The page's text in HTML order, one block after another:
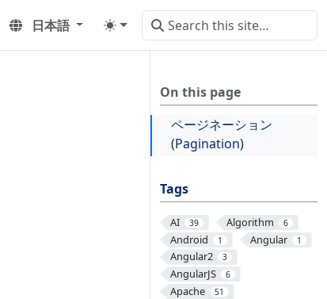
日本語
On this page
ページネーション
(Pagination)
Tags
AI 39 Algorithm 6
Android 1 Angular 1
Angular2 3
AngularJS 6
Apache 51